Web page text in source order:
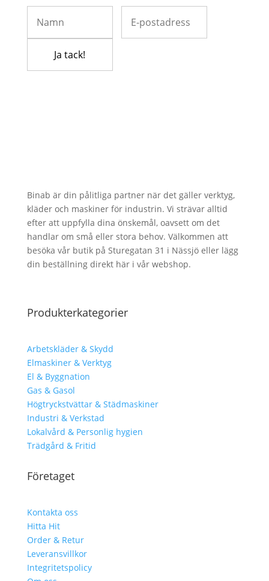
Binab är din pålitliga partner när det gäller verktyg,
kläder och maskiner för industrin. Vi strävar alltid
efter att uppfylla dina önskemål, oavsett om det
handlar om små eller stora behov. Välkommen att
besöka vår butik på Sturegatan 31 i Nässjö eller lägg
din beställning direkt här i vår webshop.
Produkterkategorier
Arbetskläder & Skydd
Elmaskiner & Verktyg
El & Byggnation
Gas & Gasol
Högtryckstvättar & Städmaskiner
Industri & Verkstad
Lokalvård & Personlig hygien
Trädgård & Fritid
Företaget
Kontakta oss
Hitta Hit
Order & Retur
Leveransvillkor
Integritetspolicy